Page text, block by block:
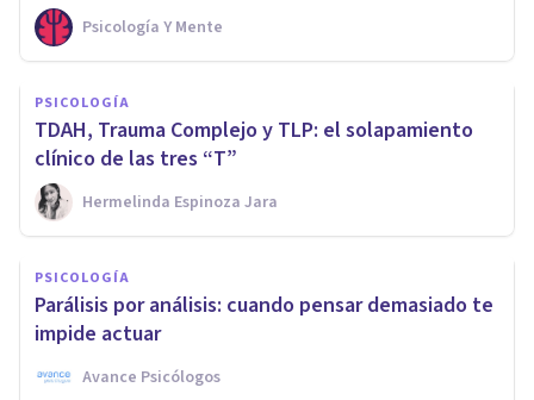
Psicología Y Mente
PSICOLOGÍA
TDAH, Trauma Complejo y TLP: el solapamiento
clínico de las tres “T”
Hermelinda Espinoza Jara
PSICOLOGÍA
Parálisis por análisis: cuando pensar demasiado te
impide actuar
Avance Psicólogos